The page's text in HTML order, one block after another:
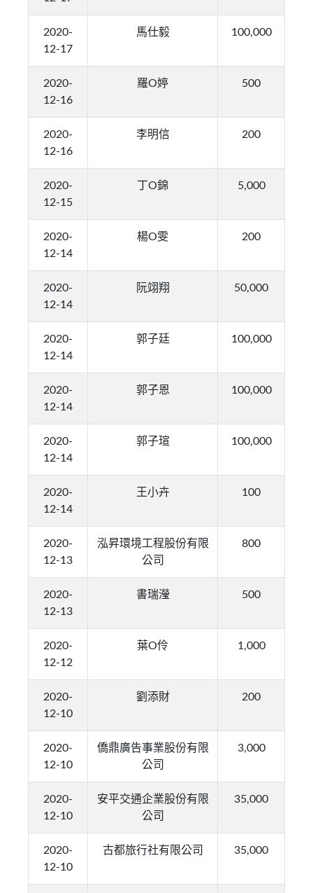
2020-
12-17
馬仕毅 100,000
2020-
12-16
羅O婷 500
2020-
12-16
李明信 200
2020-
12-15
丁O錦 5,000
2020-
12-14
楊O雯 200
2020-
12-14
阮翊翔 50,000
2020-
12-14
郭子廷 100,000
2020-
12-14
郭子恩 100,000
2020-
12-14
郭子瑄 100,000
2020-
12-14
王小卉 100
2020-
12-13
泓昇環境工程股份有限
公司
800
2020-
12-13
書瑞瀅 500
2020-
12-12
葉O伶 1,000
2020-
12-10
劉添財 200
2020-
12-10
僑鼎廣告事業股份有限
公司
3,000
2020-
12-10
安平交通企業股份有限
公司
35,000
2020-
12-10
古都旅行社有限公司 35,000